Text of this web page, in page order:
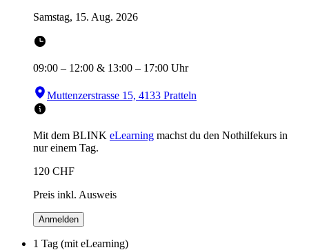
Samstag, 15. Aug. 2026
09:00 – 12:00 & 13:00 – 17:00 Uhr
Muttenzerstrasse 15, 4133 Pratteln
Mit dem BLINK eLearning machst du den Nothilfekurs in
nur einem Tag.
120 CHF
Preis inkl. Ausweis
Anmelden
1 Tag (mit eLearning)